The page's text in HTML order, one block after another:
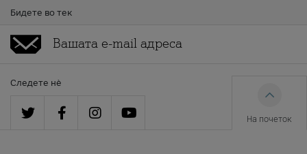
Бидете во тек
Следете нè
На почеток